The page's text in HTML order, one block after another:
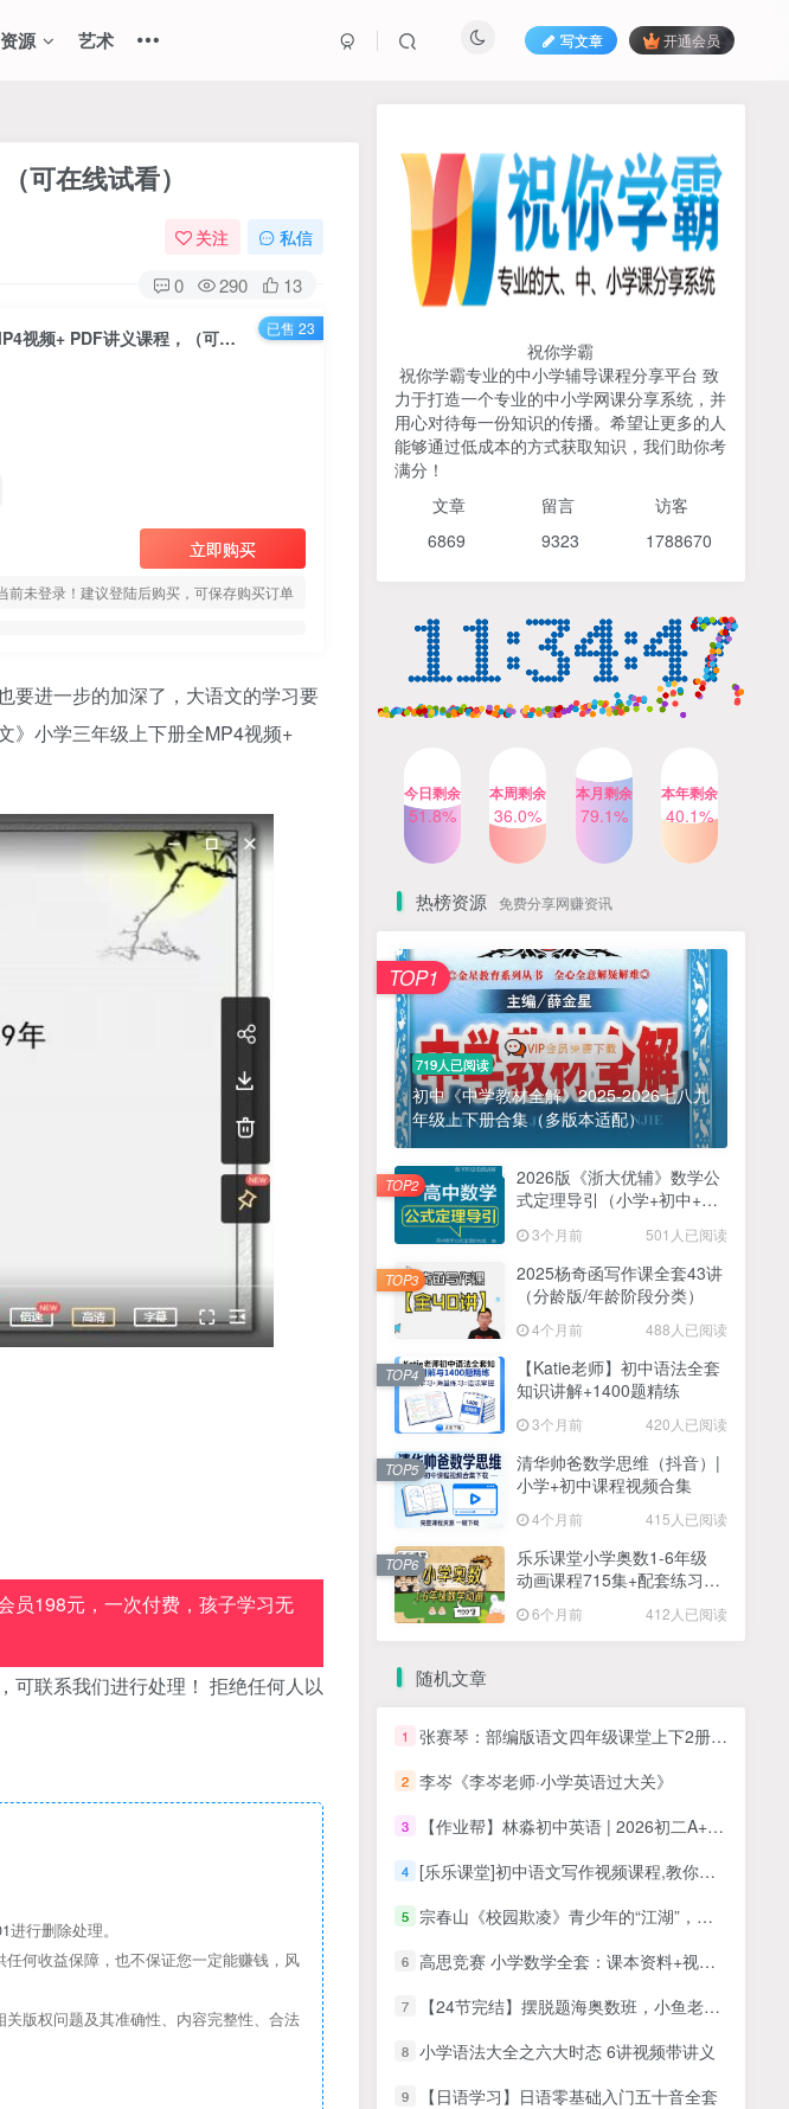
源 艺术 写文章 开通会员
可在线试看）
关注 私信
0 290 13
《思泉大语文》小学三年级上下册全MP4视频+ PDF讲义课程，（可在线试看）
立即购买
前未登录！建议登陆后购买，可保存购买订单
已售 23
要进一步的加深了，大语文的学习要
》小学三年级上下册全MP4视频+
员198元，一次付费，孩子学习无
可联系我们进行处理！ 拒绝任何人以
进行删除处理。
何收益保障，也不保证您一定能赚钱，风
版权问题及其准确性、内容完整性、合法
719人已阅读
初中《中学教材全解》2025-2026七八九
TOP1
2026版《浙大优辅》数学公
式定理导引（小学+初中+高
中全套）PDF
3个月前 501人已阅读
TOP2
（分龄版/年龄阶段分类）
4个月前 488人已阅读
3个月前 420人已阅读
清华帅爸数学思维（抖音）|
小学+初中课程视频合集
TOP5
乐乐课堂小学奥数1-6年级
动画课程715集+配套练习册
高清PDF
6个月前 412人已阅读
祝你学霸
祝你学霸专业的中小学辅导课程分享平台 致
力于打造一个专业的中小学网课分享系统，并
用心对待每一份知识的传播。希望让更多的人
能够通过低成本的方式获取知识，我们助你考
满分！
文章 留言 访客
6869 9323 1788670
今日剩余
51.8%
本周剩余
36.0%
本月剩余
79.1%
本年剩余
40.1%
热榜资源 免费分享网赚资讯
719人已阅读
初中《中学教材全解》2025-2026七八九
年级上下册合集（多版本适配）
TOP1
2026版《浙大优辅》数学公
式定理导引（小学+初中+高
3个月前 501人已阅读
TOP2
2025杨奇函写作课全套43讲
（分龄版/年龄阶段分类）
4个月前 488人已阅读
TOP3
【Katie老师】初中语法全套
知识讲解+1400题精练
3个月前 420人已阅读
TOP4
清华帅爸数学思维（抖音）|
小学+初中课程视频合集
4个月前 415人已阅读
TOP5
乐乐课堂小学奥数1-6年级
动画课程715集+配套练习册
6个月前 412人已阅读
TOP6
随机文章
1 张赛琴：部编版语文四年级课堂上下2册（24节全MP3音频课程），课文详解提升阅读和写作能力培养语文素养
2 李岑《李岑老师·小学英语过大关》
3 【作业帮】林淼初中英语 | 2026初二A+秋下课程录像
4 [乐乐课堂]初中语文写作视频课程,教你写出既真实又有创意的高分作文
5 宗春山《校园欺凌》青少年的“江湖”，教会孩子最有用的“江湖生存法则”
6 高思竞赛 小学数学全套：课本资料+视频+高思导引资料+视频讲解
7 【24节完结】摆脱题海奥数班，小鱼老师《24堂魔法数学课》MP4视频课程，小学数学思维学习课程
8 小学语法大全之六大时态 6讲视频带讲义
9 【日语学习】日语零基础入门五十音全套